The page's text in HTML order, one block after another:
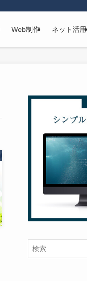
Web制作 ネット活用